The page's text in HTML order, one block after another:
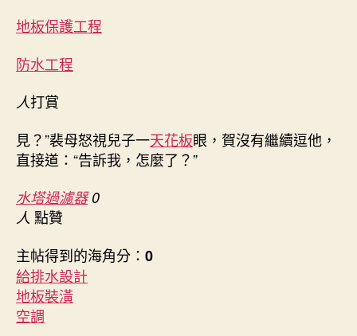
地板保護工程
防水工程
人打賞
見？”裴母怒視兒子一天花板眼，賀沒有繼續逗他，
直接道：“告訴我，怎麼了？”
水塔過濾器0
人 點贊
主帖得到的海角分： 0
給排水設計
地板裝潢
空調